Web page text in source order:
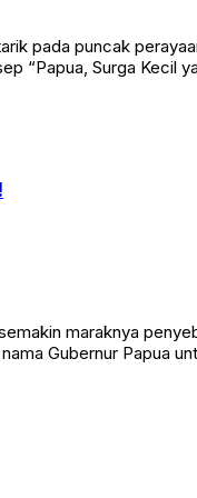
pada puncak
“Papua, Surga Kecil
maraknya
Gubernur Papua